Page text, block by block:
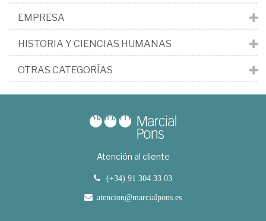
EMPRESA
HISTORIA Y CIENCIAS HUMANAS
OTRAS CATEGORÍAS
Atención al cliente
(+34) 91 304 33 03
atencion@marcialpons.es